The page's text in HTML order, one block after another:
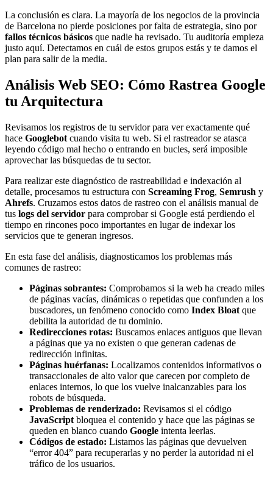
La conclusión es clara. La mayoría de los negocios de la provincia
de Barcelona no pierde posiciones por falta de estrategia, sino por
fallos técnicos básicos que nadie ha revisado. Tu auditoría empieza
justo aquí. Detectamos en cuál de estos grupos estás y te damos el
plan para salir de la media.
Análisis Web SEO: Cómo Rastrea Google
tu Arquitectura
Revisamos los registros de tu servidor para ver exactamente qué
hace Googlebot cuando visita tu web. Si el rastreador se atasca
leyendo código mal hecho o entrando en bucles, será imposible
aprovechar las búsquedas de tu sector.
Para realizar este diagnóstico de rastreabilidad e indexación al
detalle, procesamos tu estructura con Screaming Frog, Semrush y
Ahrefs. Cruzamos estos datos de rastreo con el análisis manual de
tus logs del servidor para comprobar si Google está perdiendo el
tiempo en rincones poco importantes en lugar de indexar los
servicios que te generan ingresos.
En esta fase del análisis, diagnosticamos los problemas más
comunes de rastreo:
Páginas sobrantes: Comprobamos si la web ha creado miles
de páginas vacías, dinámicas o repetidas que confunden a los
buscadores, un fenómeno conocido como Index Bloat que
debilita la autoridad de tu dominio.
Redirecciones rotas: Buscamos enlaces antiguos que llevan
a páginas que ya no existen o que generan cadenas de
redirección infinitas.
Páginas huérfanas: Localizamos contenidos informativos o
transaccionales de alto valor que carecen por completo de
enlaces internos, lo que los vuelve inalcanzables para los
robots de búsqueda.
Problemas de renderizado: Revisamos si el código
JavaScript bloquea el contenido y hace que las páginas se
queden en blanco cuando Google intenta leerlas.
Códigos de estado: Listamos las páginas que devuelven
“error 404” para recuperarlas y no perder la autoridad ni el
tráfico de los usuarios.